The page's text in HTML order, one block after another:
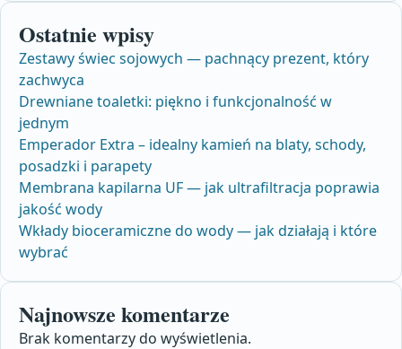
Ostatnie wpisy
Zestawy świec sojowych — pachnący prezent, który
zachwyca
Drewniane toaletki: piękno i funkcjonalność w
jednym
Emperador Extra – idealny kamień na blaty, schody,
posadzki i parapety
Membrana kapilarna UF — jak ultrafiltracja poprawia
jakość wody
Wkłady bioceramiczne do wody — jak działają i które
wybrać
Najnowsze komentarze
Brak komentarzy do wyświetlenia.